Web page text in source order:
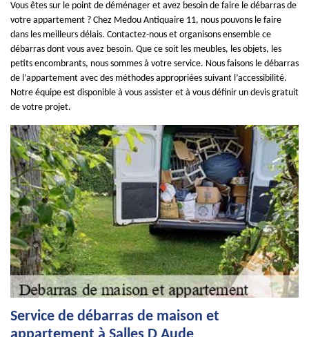
Vous êtes sur le point de déménager et avez besoin de faire le débarras de
votre appartement ? Chez Medou Antiquaire 11, nous pouvons le faire
dans les meilleurs délais. Contactez-nous et organisons ensemble ce
débarras dont vous avez besoin. Que ce soit les meubles, les objets, les
petits encombrants, nous sommes à votre service. Nous faisons le débarras
de l’appartement avec des méthodes appropriées suivant l’accessibilité.
Notre équipe est disponible à vous assister et à vous définir un devis gratuit
de votre projet.
Service de débarras de maison et